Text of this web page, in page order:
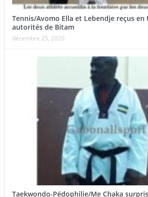
Tennis/Avomo Ella et Lebendje reçus
autorités de Bitam
décembre 25, 2020
Taekwondo-Pédophilie/Me Chaka